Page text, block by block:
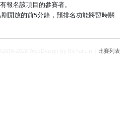
報名該項目的參賽者。
開放的前5分鐘，預排名功能將暫時關
比賽列表